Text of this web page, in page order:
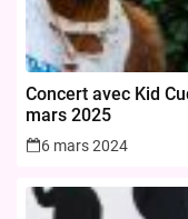
Concert avec Kid
mars 2025
6 mars 2024